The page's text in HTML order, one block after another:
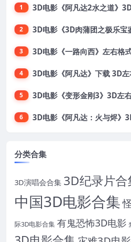
1
2
3 3D电影《一路向西》左右格
4 3D电影《阿凡达》下载 3D
5
6
分类合集
3D演唱会合集 3D纪录片合
中国3D电影合集
际3D电影合集 有鬼恐怖3D电影